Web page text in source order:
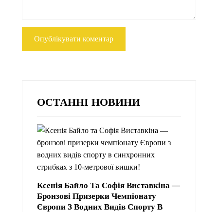
ОСТАННІ НОВИНИ
Ксенія Байло Та Софія Виставкіна —
Бронзові Призерки Чемпіонату
Європи З Водних Видів Спорту В